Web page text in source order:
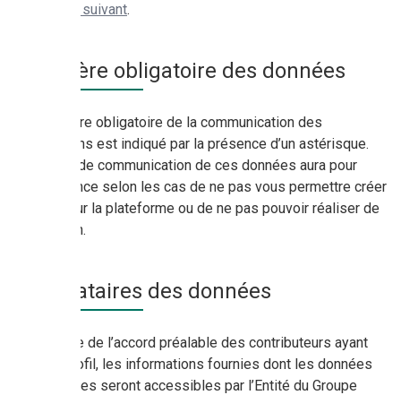
lien suivant.
Caractère obligatoire des données
Le caractère obligatoire de la communication des
informations est indiqué par la présence d’un astérisque.
Le défaut de communication de ces données aura pour
conséquence selon les cas de ne pas vous permettre créer
un profil sur la plateforme ou de ne pas pouvoir réaliser de
transaction.
Destinataires des données
Sur la base de l’accord préalable des contributeurs ayant
créé un profil, les informations fournies dont les données
personnelles seront accessibles par l’Entité du Groupe